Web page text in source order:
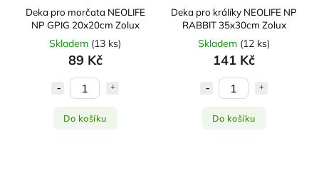
Deka pro morčata NEOLIFE
NP GPIG 20x20cm Zolux
Skladem (13 ks)
89 Kč
Do košíku
Deka pro králíky NEOLIFE NP
RABBIT 35x30cm Zolux
Skladem (12 ks)
141 Kč
Do košíku